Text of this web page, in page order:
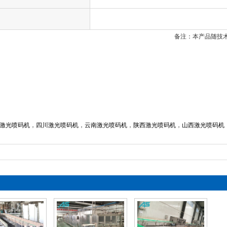
备注：本产品随技
光喷码机 ， 四川激光喷码机 ， 云南激光喷码机 ， 陕西激光喷码机 ， 山西激光喷码机